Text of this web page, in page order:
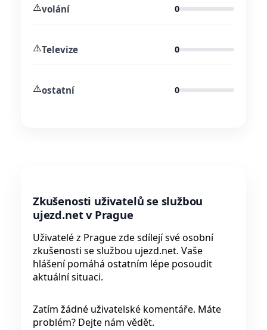
⚠️volání 0
⚠️Televize 0
⚠️ostatní 0
Zkušenosti uživatelů se službou
ujezd.net v Prague
Uživatelé z Prague zde sdílejí své osobní
zkušenosti se službou ujezd.net. Vaše
hlášení pomáhá ostatním lépe posoudit
aktuální situaci.
Zatím žádné uživatelské komentáře. Máte
problém? Dejte nám vědět.